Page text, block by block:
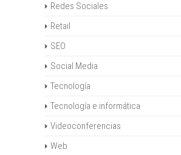
Redes Sociales
Retail
SEO
Social Media
Tecnología
Tecnología e informática
Videoconferencias
Web